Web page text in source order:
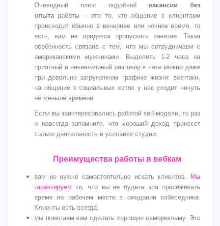
Очевидный плюс подобной вакансии без
опытаработы – это то, что общение с клиентами
происходит обычно в вечернее или ночное время, то
есть, вам не придется пропускать занятие. Такая
особенность связана с тем, что мы сотрудничаем с
американскими мужчинами. Выделить 1-2 часа на
приятный и ненавязчивый разговор в чате можно даже
при довольно загруженном графике жизни: все-таки,
на общение в социальных сетях у нас уходит ничуть
не меньше времени.
Если вы заинтересовались работой веб-модели, то раз
и навсегда запомните, что хороший доход принесет
только деятельность в условиях студии.
Преимущества работы в вебкам
вам не нужно самостоятельно искать клиентов.
Мы
гарантируем то, что вы не будете зря просиживать
время на рабочем месте в ожидании собеседника.
Клиенты есть всегда;
мы помогаем вам сделать хорошую саморекламу. Это